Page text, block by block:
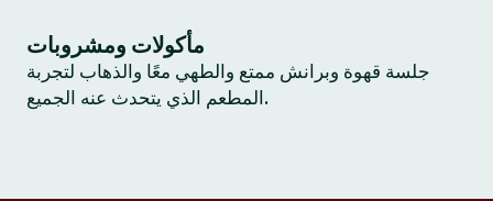
مأكولات ومشروبات
جلسة قهوة وبرانش ممتع والطهي معًا والذهاب لتجربة
المطعم الذي يتحدث عنه الجميع.